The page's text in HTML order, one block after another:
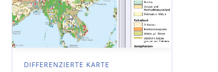
DIFFERENZIERTE KARTE